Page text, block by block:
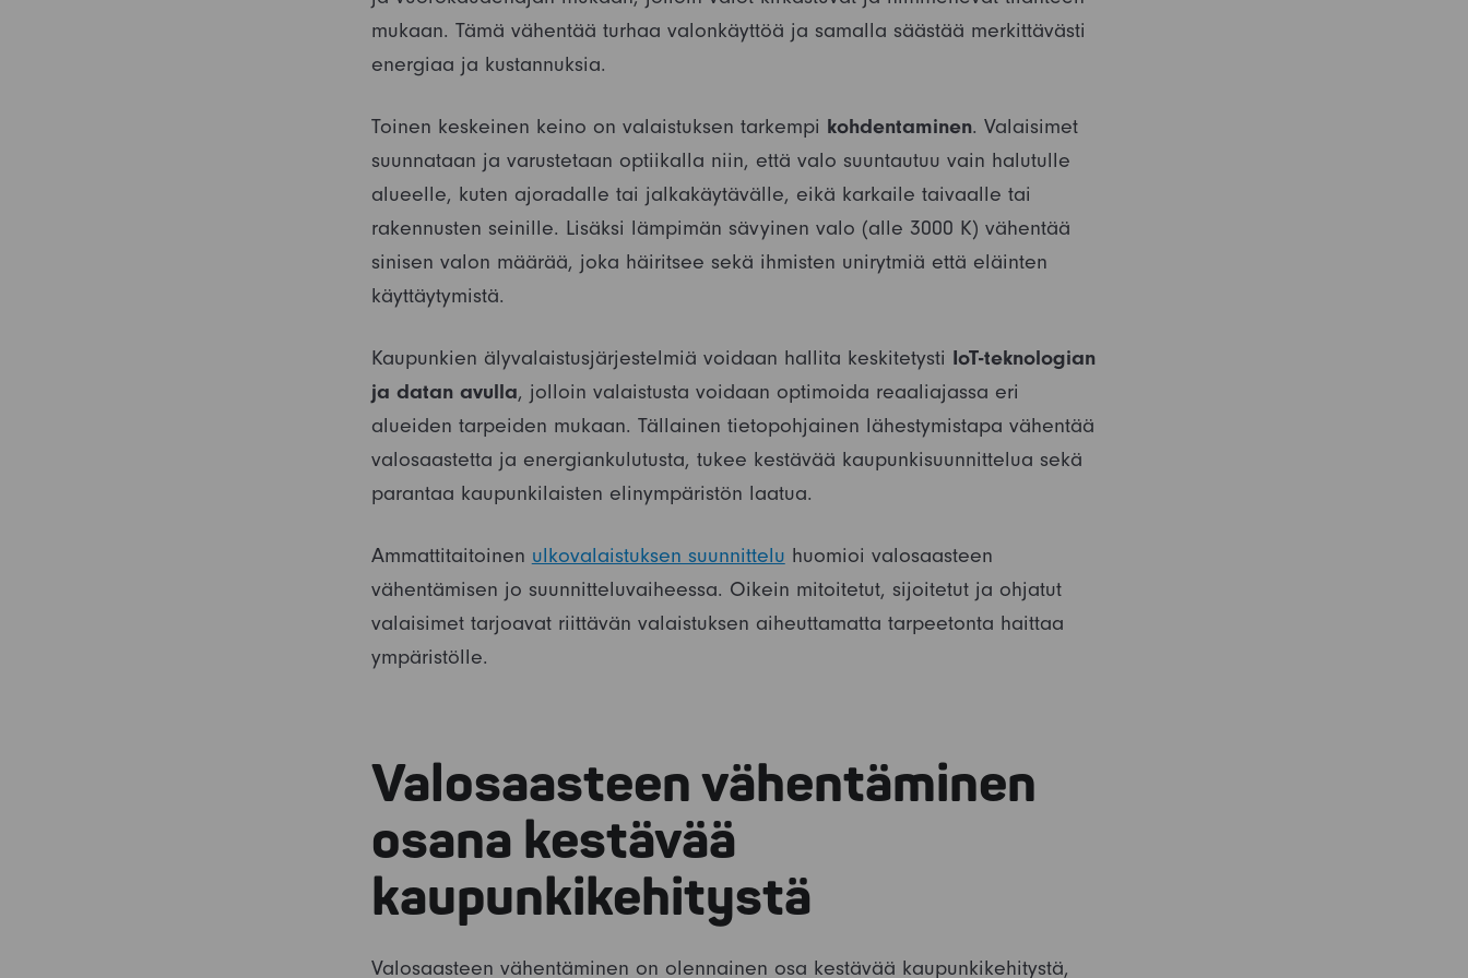
mukaan. Tämä vähentää turhaa valonkäyttöä ja samalla säästää merkittävästi
energiaa ja kustannuksia.
Toinen keskeinen keino on valaistuksen tarkempi kohdentaminen. Valaisimet
suunnataan ja varustetaan optiikalla niin, että valo suuntautuu vain halutulle
alueelle, kuten ajoradalle tai jalkakäytävälle, eikä karkaile taivaalle tai
rakennusten seinille. Lisäksi lämpimän sävyinen valo (alle 3000 K) vähentää
sinisen valon määrää, joka häiritsee sekä ihmisten unirytmiä että eläinten
käyttäytymistä.
Kaupunkien älyvalaistusjärjestelmiä voidaan hallita keskitetysti IoT-teknologian
ja datan avulla, jolloin valaistusta voidaan optimoida reaaliajassa eri
alueiden tarpeiden mukaan. Tällainen tietopohjainen lähestymistapa vähentää
valosaastetta ja energiankulutusta, tukee kestävää kaupunkisuunnittelua sekä
parantaa kaupunkilaisten elinympäristön laatua.
Ammattitaitoinenulkovalaistuksen suunnitteluhuomioi valosaasteen
vähentämisen jo suunnitteluvaiheessa. Oikein mitoitetut, sijoitetut ja ohjatut
valaisimet tarjoavat riittävän valaistuksen aiheuttamatta tarpeetonta haittaa
ympäristölle.
Valosaasteen vähentäminen
osana kestävää
kaupunkikehitystä
Valosaasteen vähentäminen on olennainen osa kestävää kaupunkikehitystä,